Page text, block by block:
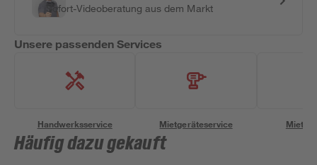
Sofort-Videoberatung aus dem Markt
Unsere passenden Services
Handwerksservice Mietgeräteservice
Häufig dazu gekauft